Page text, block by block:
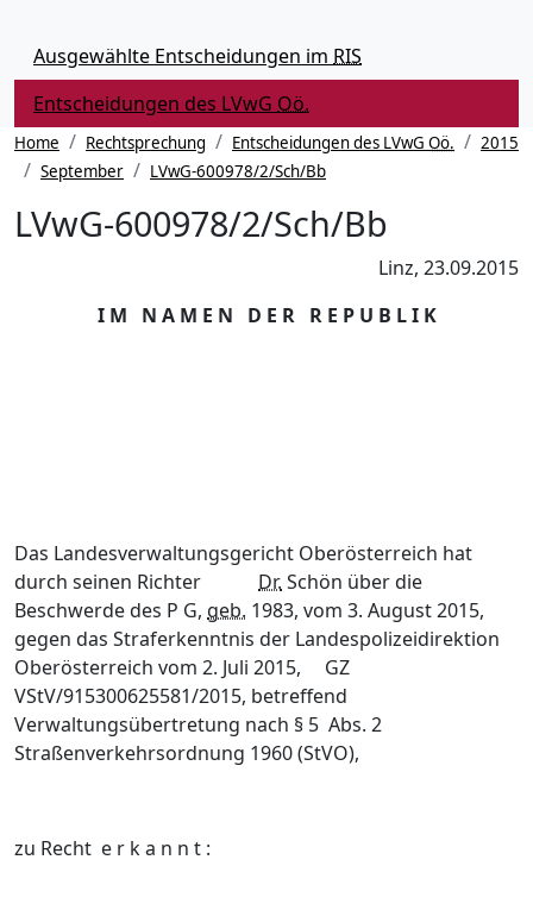
Ausgewählte Entscheidungen im RIS
Entscheidungen des LVwG Oö.
Seite)
Home Rechtsprechung Entscheidungen des LVwG Oö.
2015
September
LVwG-600978/2/Sch/Bb
LVwG-600978/2/Sch/Bb
Linz, 23.09.2015
I M N A M E N D E R R E P U B L I K
Das Landesverwaltungsgericht Oberösterreich hat
durch seinen Richter Dr. Schön über die
Beschwerde des P G, geb. 1983, vom 3. August 2015,
gegen das Straferkenntnis der Landespolizeidirektion
Oberösterreich vom 2. Juli 2015, GZ
VStV/915300625581/2015, betreffend
Verwaltungsübertretung nach § 5 Abs. 2
Straßenverkehrsordnung 1960 (StVO),
zu Recht e r k a n n t :